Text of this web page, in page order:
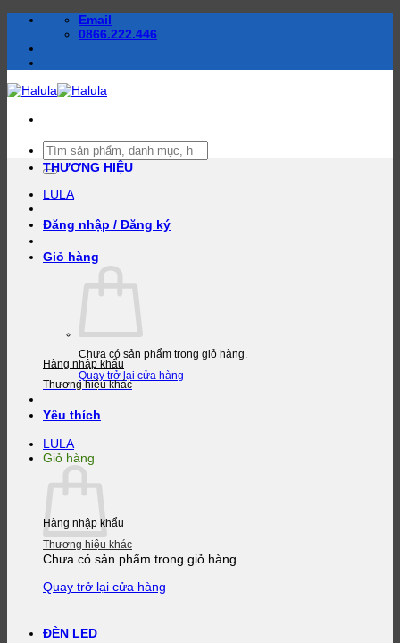
dung
Email
0866.222.446
Tìm
kiếm:
LULA
Đăng nhập / Đăng ký
Giỏ hàng
Chưa có sản phẩm trong giỏ hàng.
Quay trở lại cửa hàng
Yêu thích
LULA
Giỏ hàng
Chưa có sản phẩm trong giỏ hàng.
Quay trở lại cửa hàng
THƯƠNG HIỆU
Hàng nhập khẩu
Thương hiệu khác
Hàng nhập khẩu
Thương hiệu khác
ĐÈN LED